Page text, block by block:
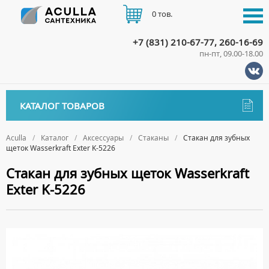
Aculla Каталог Аксессуары Стаканы
Стакан для зубных
щеток Wasserkraft Exter K-5226
Стакан для зубных щеток Wasserkraft
Exter K-5226
КАТАЛОГ ТОВАРОВ
ДИСПЕНСЕРЫ
ДОЗАТОРЫ ДЛЯ МЫЛА
ЕРШИКИ
+7 (831) 210-67-77, 260-16-69
пн-пт, 09.00-18.00
0 тов.
ДОСТАВКА
ОПЛАТА